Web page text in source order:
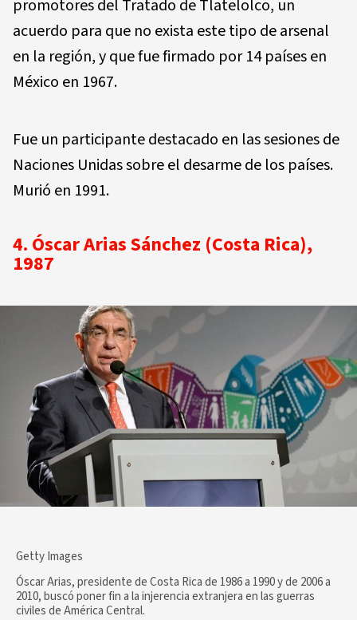
promotores del Tratado de Tlatelolco, un
acuerdo para que no exista este tipo de arsenal
en la región, y que fue firmado por 14 países en
México en 1967.
Fue un participante destacado en las sesiones de
Naciones Unidas sobre el desarme de los países.
Murió en 1991.
4. Óscar Arias Sánchez (Costa Rica),
1987
Getty Images
Óscar Arias, presidente de Costa Rica de 1986 a 1990 y de 2006 a
2010, buscó poner fin a la injerencia extranjera en las guerras
civiles de América Central.